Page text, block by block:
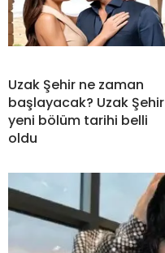
Uzak Şehir ne zaman
başlayacak? Uzak Şehir
yeni bölüm tarihi belli
oldu